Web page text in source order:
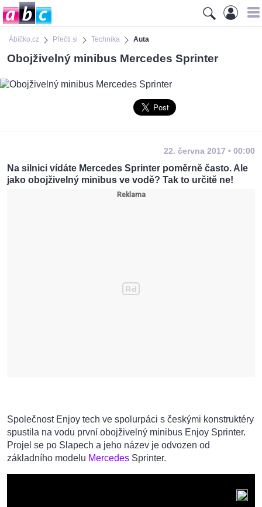
Ábíčko.cz Přečti si Technika Auta
Obojživelný minibus Mercedes Sprinter
22. června 2017 • 00:00
Na silnici vídáte Mercedes Sprinter poměrně často. Ale
jako obojživelný minibus ve vodě? Tak to určitě ne!
Společnost Enjoy tech ve spolurpáci s českými konstruktéry
spustila na vodu první obojživelný minibus Enjoy Sprinter.
Projel se po Slapech a jeho název je odvozen od
základního modelu Mercedes Sprinter.